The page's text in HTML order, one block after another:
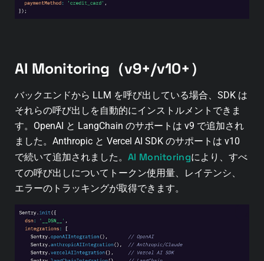
AI Monitoring（v9+/v10+）
バックエンドから LLM を呼び出している場合、SDK は
それらの呼び出しを自動的にインストルメントできま
す。OpenAI と LangChain のサポートは v9 で追加され
ました。Anthropic と Vercel AI SDK のサポートは v10
で続いて追加されました。 AI Monitoringにより、すべ
ての呼び出しについてトークン使用量、レイテンシ、
エラーのトラッキングが取得できます。